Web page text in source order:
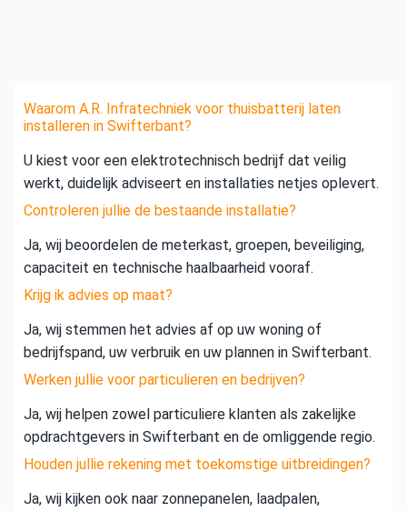
Waarom A.R. Infratechniek voor thuisbatterij laten
installeren in Swifterbant?
U kiest voor een elektrotechnisch bedrijf dat veilig
werkt, duidelijk adviseert en installaties netjes oplevert.
Controleren jullie de bestaande installatie?
Ja, wij beoordelen de meterkast, groepen, beveiliging,
capaciteit en technische haalbaarheid vooraf.
Krijg ik advies op maat?
Ja, wij stemmen het advies af op uw woning of
bedrijfspand, uw verbruik en uw plannen in Swifterbant.
Werken jullie voor particulieren en bedrijven?
Ja, wij helpen zowel particuliere klanten als zakelijke
opdrachtgevers in Swifterbant en de omliggende regio.
Houden jullie rekening met toekomstige uitbreidingen?
Ja, wij kijken ook naar zonnepanelen, laadpalen,